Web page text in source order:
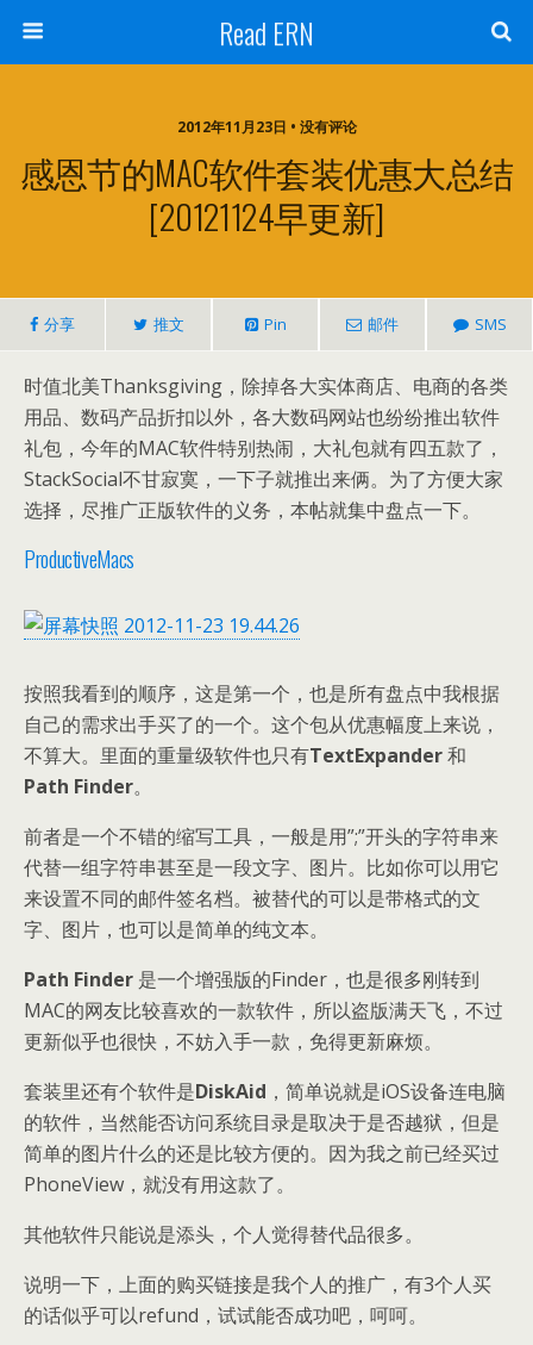
Read ERN
2012年11月23日 • 没有评论
感恩节的MAC软件套装优惠大总结
[20121124早更新]
分享 推文 Pin 邮件 SMS
时值北美Thanksgiving，除掉各大实体商店、电商的各类
用品、数码产品折扣以外，各大数码网站也纷纷推出软件
礼包，今年的MAC软件特别热闹，大礼包就有四五款了，
StackSocial不甘寂寞，一下子就推出来俩。为了方便大家
选择，尽推广正版软件的义务，本帖就集中盘点一下。
ProductiveMacs
按照我看到的顺序，这是第一个，也是所有盘点中我根据
自己的需求出手买了的一个。这个包从优惠幅度上来说，
不算大。里面的重量级软件也只有TextExpander和
Path Finder。
前者是一个不错的缩写工具，一般是用”;”开头的字符串来
代替一组字符串甚至是一段文字、图片。比如你可以用它
来设置不同的邮件签名档。被替代的可以是带格式的文
字、图片，也可以是简单的纯文本。
Path Finder 是一个增强版的Finder，也是很多刚转到
MAC的网友比较喜欢的一款软件，所以盗版满天飞，不过
更新似乎也很快，不妨入手一款，免得更新麻烦。
套装里还有个软件是DiskAid ，简单说就是iOS设备连电脑
的软件，当然能否访问系统目录是取决于是否越狱，但是
简单的图片什么的还是比较方便的。因为我之前已经买过
PhoneView，就没有用这款了。
其他软件只能说是添头，个人觉得替代品很多。
说明一下，上面的购买链接是我个人的推广，有3个人买
的话似乎可以refund，试试能否成功吧，呵呵。